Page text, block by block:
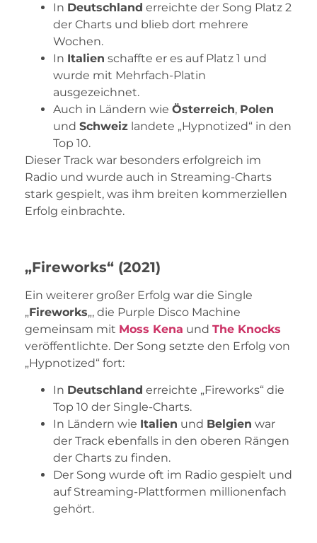
In Deutschland erreichte der Song Platz 2
der Charts und blieb dort mehrere
Wochen.
In Italien schaffte er es auf Platz 1 und
wurde mit Mehrfach-Platin
ausgezeichnet.
Auch in Ländern wie Österreich, Polen
und Schweiz landete „Hypnotized“ in den
Top 10.
Dieser Track war besonders erfolgreich im
Radio und wurde auch in Streaming-Charts
stark gespielt, was ihm breiten kommerziellen
Erfolg einbrachte.
„Fireworks“ (2021)
Ein weiterer großer Erfolg war die Single
„Fireworks„, die Purple Disco Machine
gemeinsam mit Moss Kena und The Knocks
veröffentlichte. Der Song setzte den Erfolg von
„Hypnotized“ fort:
In Deutschland erreichte „Fireworks“ die
Top 10 der Single-Charts.
In Ländern wie Italien und Belgien war
der Track ebenfalls in den oberen Rängen
der Charts zu finden.
Der Song wurde oft im Radio gespielt und
auf Streaming-Plattformen millionenfach
gehört.